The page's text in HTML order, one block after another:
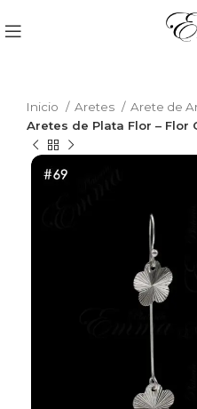
Inicio Aretes
Arete de
Aretes de Plata Flor –